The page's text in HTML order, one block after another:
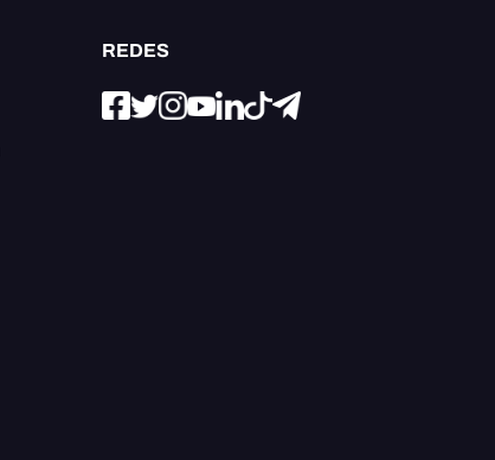
REDES